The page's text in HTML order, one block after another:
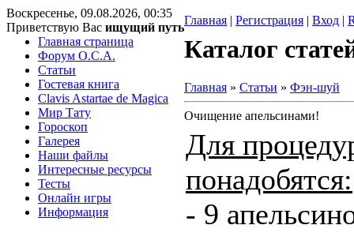
Воскресенье, 09.08.2026, 00:35
Приветствую Вас ищущий путь
Главная | Регистрация | Вход |
Главная страница
Форум O.C.A.
Статьи
Гостевая книга
Clavis Astartae de Magica
Мир Тату
Гороскоп
Галерея
Наши файлы
Интересные ресурсы
Тесты
Онлайн игры
Информация
Каталог
Главная » Статьи » Фэн-шуй
Очищение апельсинами!
Для
понадобятся:
- 9